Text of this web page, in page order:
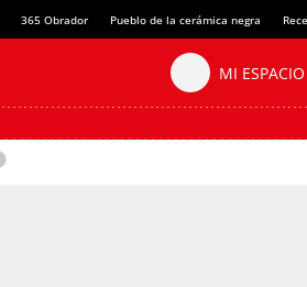
365 Obrador Pueblo de la cerámica negra